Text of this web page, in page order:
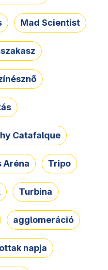
Mad Scientist
Catafalque
Aréna Tripo
Turbina
agglomeráció
napja